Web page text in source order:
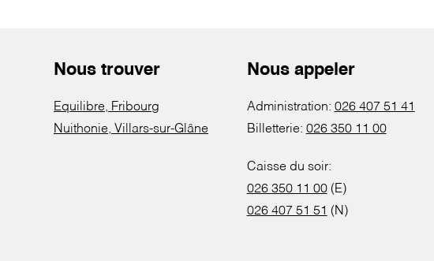
Nous trouver
Equilibre, Fribourg
Nuithonie, Villars-sur-Glâne
Nous appeler
Administration: 026 407 51 41
Billetterie: 026 350 11 00
Caisse du soir:
026 350 11 00(E)
026 407 51 51 (N)